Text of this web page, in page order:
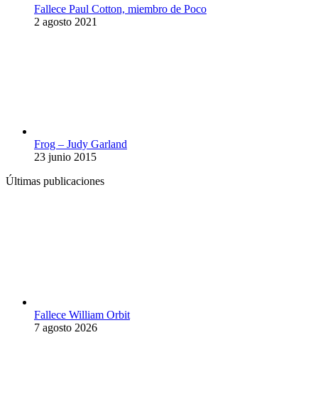
Fallece Paul Cotton, miembro de Poco
2 agosto 2021
Frog – Judy Garland
23 junio 2015
Últimas publicaciones
Fallece William Orbit
7 agosto 2026